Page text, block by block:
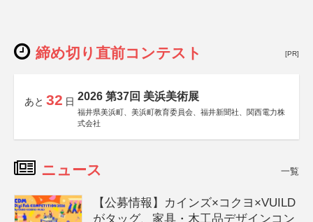
締め切り直前コンテスト [PR]
あと 32 日 2026 第37回 美浜美術展
福井県美浜町、美浜町教育委員会、福井新聞社、関西電力株
式会社
ニュース 一覧
【公募情報】カインズ×コクヨ×VUILD
がタッグ、家具・木工品デザインコン